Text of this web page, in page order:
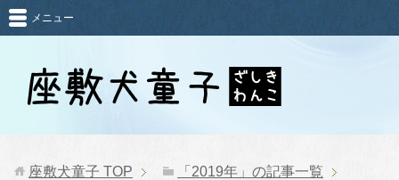
メニュー
座敷犬童子 TOP 「2019年」の記事一覧